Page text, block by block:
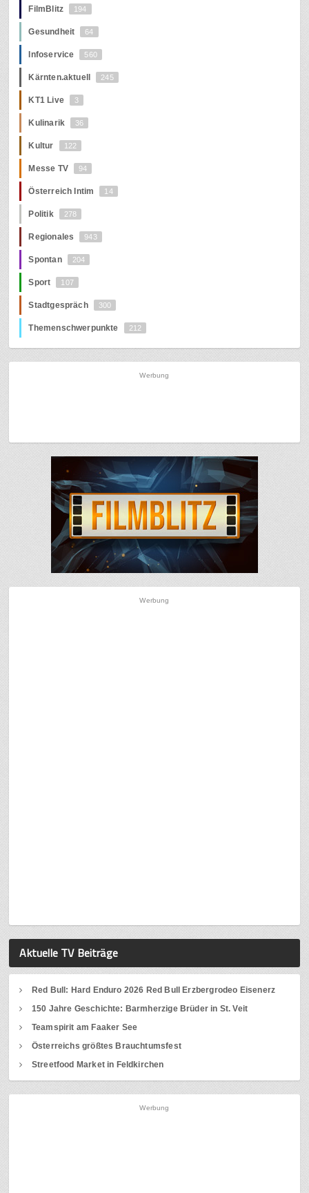
FilmBlitz 194
Gesundheit 64
Infoservice 560
Kärnten.aktuell 245
KT1 Live 3
Kulinarik 36
Kultur 122
Messe TV 94
Österreich Intim 14
Politik 278
Regionales 943
Spontan 204
Sport 107
Stadtgespräch 300
Themenschwerpunkte 212
Werbung
Werbung
Aktuelle TV Beiträge
Red Bull: Hard Enduro 2026 Red Bull Erzbergrodeo Eisenerz
150 Jahre Geschichte: Barmherzige Brüder in St. Veit
Teamspirit am Faaker See
Österreichs größtes Brauchtumsfest
Streetfood Market in Feldkirchen
Werbung